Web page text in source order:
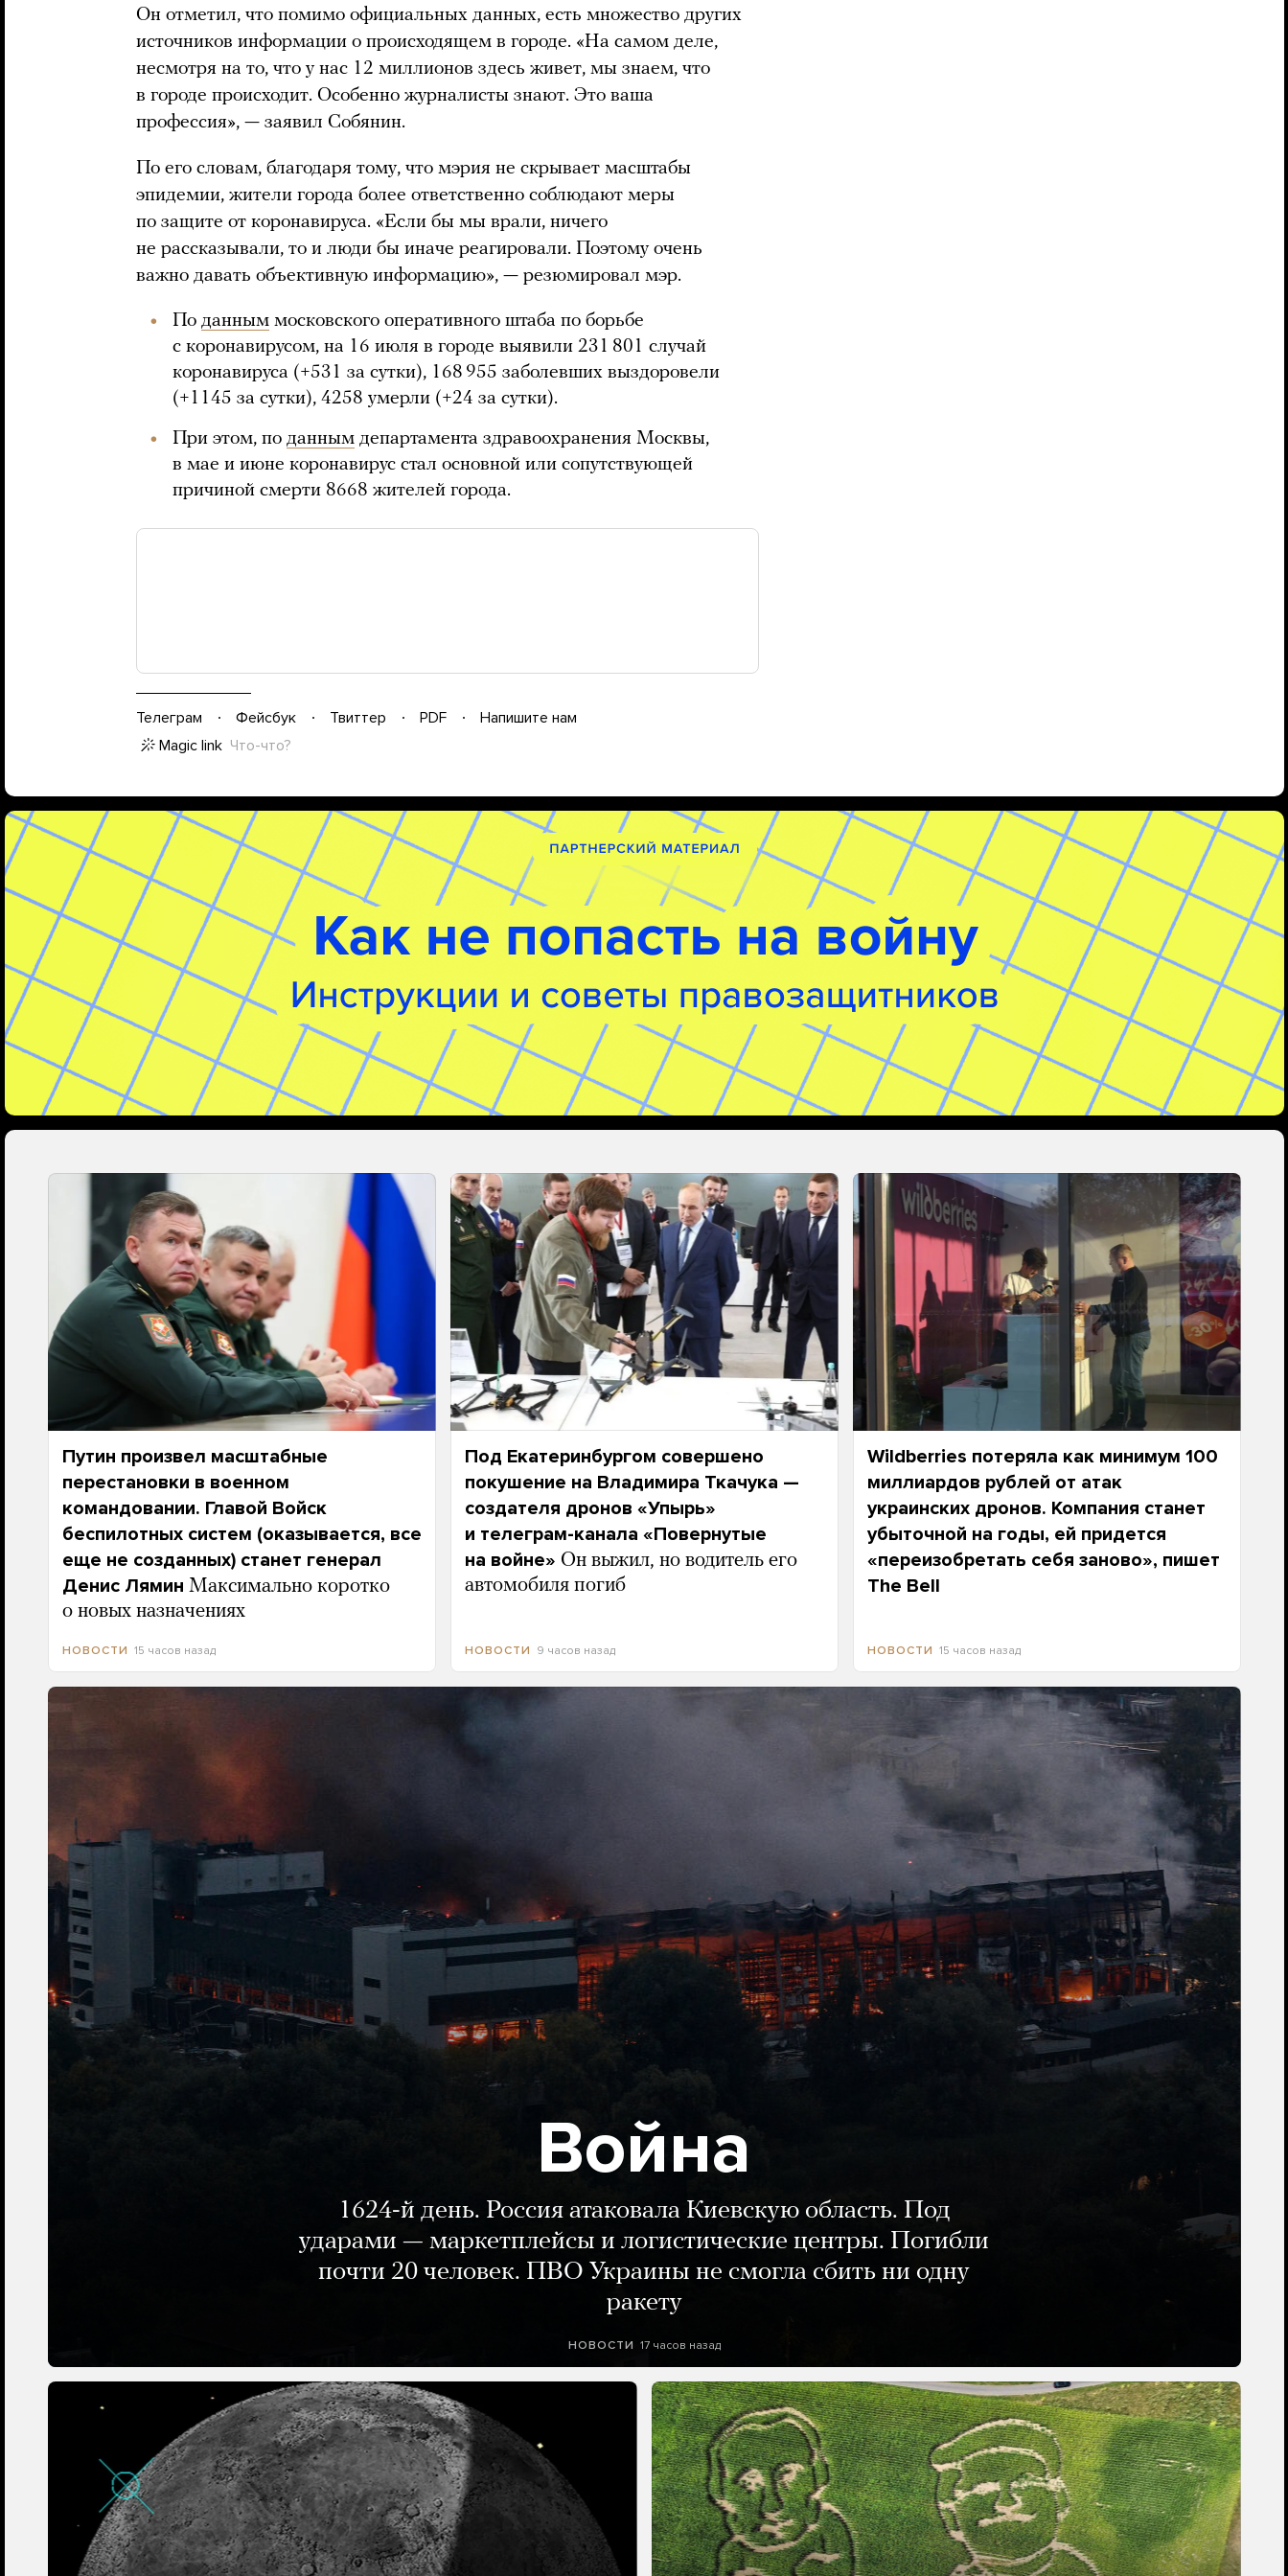
Он отметил, что помимо официальных данных, есть множество других
источников информации о происходящем в городе. «На самом деле,
несмотря на то, что у нас 12 миллионов здесь живет, мы знаем, что
в городе происходит. Особенно журналисты знают. Это ваша
профессия», — заявил Собянин.
По его словам, благодаря тому, что мэрия не скрывает масштабы
эпидемии, жители города более ответственно соблюдают меры
по защите от коронавируса. «Если бы мы врали, ничего
не рассказывали, то и люди бы иначе реагировали. Поэтому очень
важно давать объективную информацию», — резюмировал мэр.
По данным московского оперативного штаба по борьбе
с коронавирусом, на 16 июля в городе выявили 231 801 случай
коронавируса (+531 за сутки), 168 955 заболевших выздоровели
(+1145 за сутки), 4258 умерли (+24 за сутки).
При этом, по данным департамента здравоохранения Москвы,
в мае и июне коронавирус стал основной или сопутствующей
причиной смерти 8668 жителей города.
Телеграм Фейсбук Твиттер PDF
Напишите нам
Magic link Что-что?
Путин произвел масштабные
перестановки в военном
командовании. Главой Войск
беспилотных систем (оказывается, все
еще не созданных) станет генерал
Денис Лямин Максимально коротко
о новых назначениях
НОВОСТИ 15 часов назад
Под Екатеринбургом совершено
покушение на Владимира Ткачука —
создателя дронов «Упырь»
и телеграм-канала «Повернутые
на войне» Он выжил, но водитель его
автомобиля погиб
НОВОСТИ 9 часов назад
Wildberries потеряла как минимум 100
миллиардов рублей от атак
украинских дронов. Компания станет
убыточной на годы, ей придется
«переизобретать себя заново», пишет
The Bell
НОВОСТИ 15 часов назад
Война
1624-й день. Россия атаковала Киевскую область. Под
ударами — маркетплейсы и логистические центры. Погибли
почти 20 человек. ПВО Украины не смогла сбить ни одну
ракету
НОВОСТИ 17 часов назад